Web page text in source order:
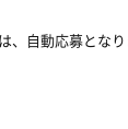
、自動応募とな